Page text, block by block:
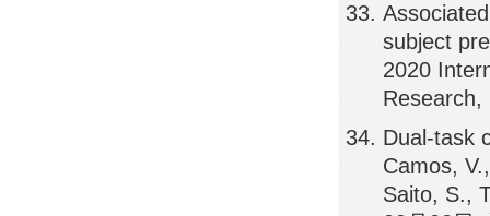
subject
2020
Research,
Dual-task
Camos,
Saito, S.,